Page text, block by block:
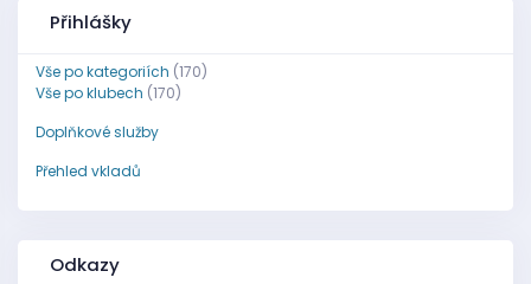
Přihlášky
Vše po kategoriích (170)
Vše po klubech (170)
Doplňkové služby
Přehled vkladů
Odkazy